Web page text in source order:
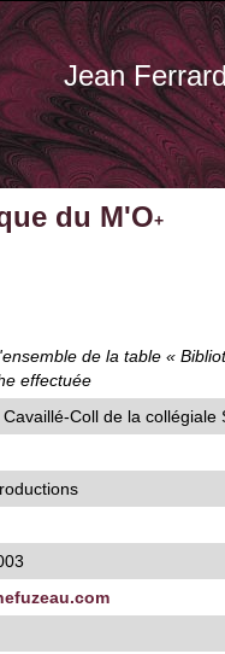
Jean
du M'O+
de la table «
effectuée
Coll de la